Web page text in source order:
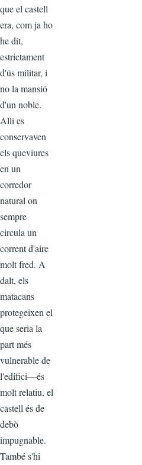
que el castell
era, com ja ho
he dit,
estrictament
d'ús militar, i
no la mansió
d'un noble.
Allí es
conservaven
els queviures
en un
corredor
natural on
sempre
circula un
corrent d'aire
molt fred. A
dalt, els
matacans
protegeixen el
que seria la
part més
vulnerable de
l'edifici—és
molt relatiu, el
castell és de
debò
impugnable.
També s'hi